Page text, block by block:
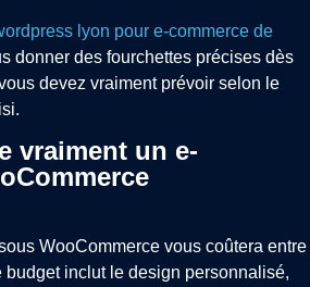
lyon pour e-commerce de
donner des fourchettes précises dès
devez vraiment prévoir selon le
vraiment un e-
WooCommerce vous coûtera entre
budget inclut le design personnalisé,